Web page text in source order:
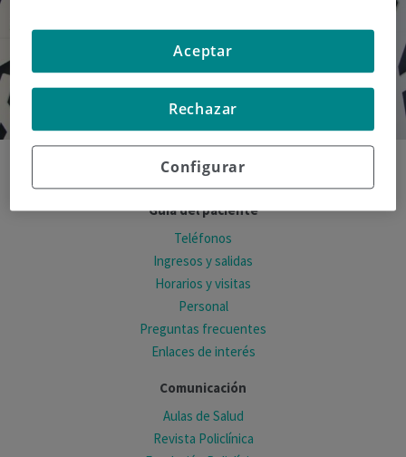
Guía del paciente
Teléfonos
Ingresos y salidas
Horarios y visitas
Personal
Preguntas frecuentes
Enlaces de interés
Comunicación
Aulas de Salud
Revista Policlínica
Configurar
Rechazar
Aceptar